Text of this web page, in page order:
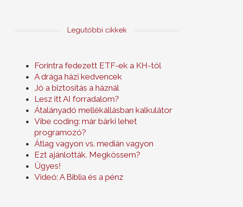
Legutóbbi cikkek
Forintra fedezett ETF-ek a KH-tól
A drága házi kedvencek
Jó a biztosítás a háznál
Lesz itt AI forradalom?
Átalányadó mellékállásban kalkulátor
Vibe coding: már bárki lehet
programozó?
Átlag vagyon vs. medián vagyon
Ezt ajánlották. Megkössem?
Ügyes!
Videó: A Biblia és a pénz